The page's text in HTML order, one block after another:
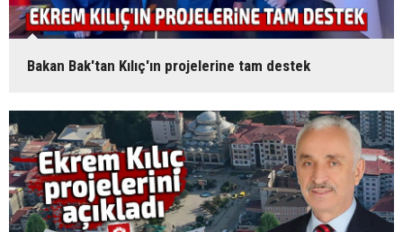
Bakan Bak'tan Kılıç'ın projelerine tam destek